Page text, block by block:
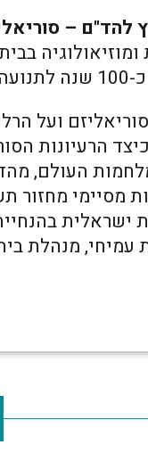
להד"ם –
ועל
הרעיונות
העולם,
מסיימי מחזור
ישראלית
עמיחי, מנהלת